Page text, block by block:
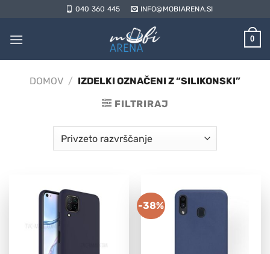
vsebino
040 360 445 INFO@MOBIARENA.SI
0
DOMOV / IZDELKI OZNAČENI Z “SILIKONSKI”
FILTRIRAJ
-38%